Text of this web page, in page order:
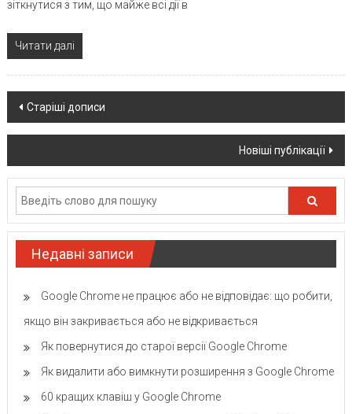
зіткнутися з тим, що майже всі дії в
Читати далі
Posts
navigation
Старіші дописи
Новіші публікації
Недавні записи
Google Chrome не працює або не відповідає: що робити,
якщо він закривається або не відкривається
Як повернутися до старої версії Google Chrome
Як видалити або вимкнути розширення з Google Chrome
60 кращих клавіш у Google Chrome